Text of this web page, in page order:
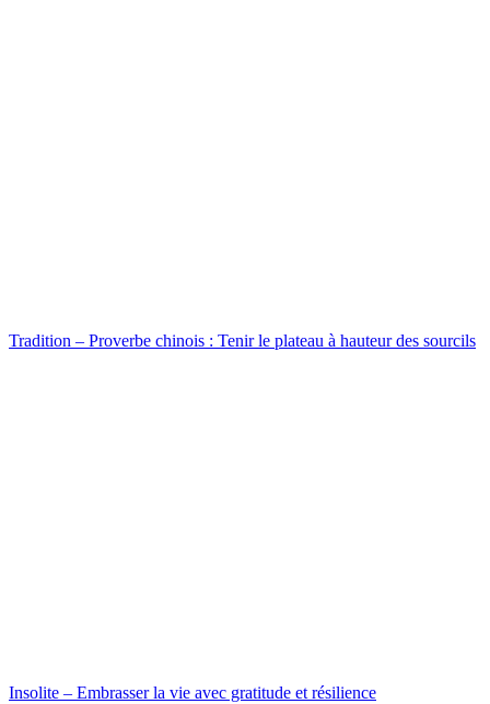
Tradition – Proverbe chinois : Tenir le plateau à hauteur des sourcils
Insolite – Embrasser la vie avec gratitude et résilience